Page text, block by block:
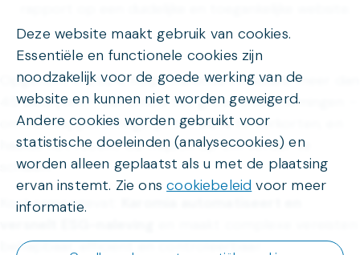
Opgericht in 2024, helpt Karomia inmiddels meer dan
45 bedrijven – van kmo’s tot grote ondernemingen –
om hun rapporteringstijd tot90%te verkorten, en
haalde het recent €2 miljoen op om verder te
schalen.
Kort samengevat:
behapbaar, efficiënt en controleerbaar.
Deze website maakt gebruik van cookies.
Essentiële en functionele cookies zijn
noodzakelijk voor de goede werking van de
website en kunnen niet worden geweigerd.
Andere cookies worden gebruikt voor
statistische doeleinden (analysecookies) en
worden alleen geplaatst als u met de plaatsing
ervan instemt. Zie onscookiebeleid voor meer
informatie.